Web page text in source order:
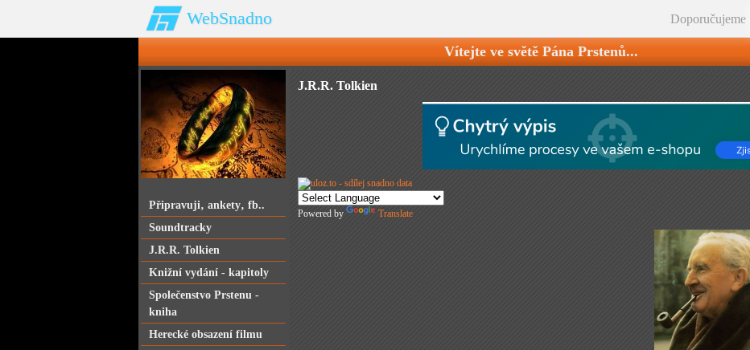
WebSnadno Doporučujeme
Vítejte ve světě Pána Prstenů...
Připravuji‚ ankety‚ fb..
Soundtracky
J.R.R. Tolkien
Knižní vydání - kapitoly
Společenstvo Prstenu -
kniha
Herecké obsazení filmu
J.R.R. Tolkien
Powered by Translate